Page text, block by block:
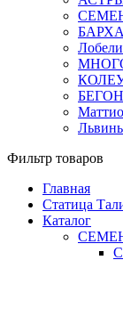
Фильтр товаров
Главная
Статица
Каталог